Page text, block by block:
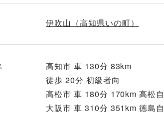
伊吹山（高知県いの町）
高知市 車 130分 83km
徒歩 20分 初級者向
高松市 車 180分 170km 高松
大阪市 車 310分 351km 徳島